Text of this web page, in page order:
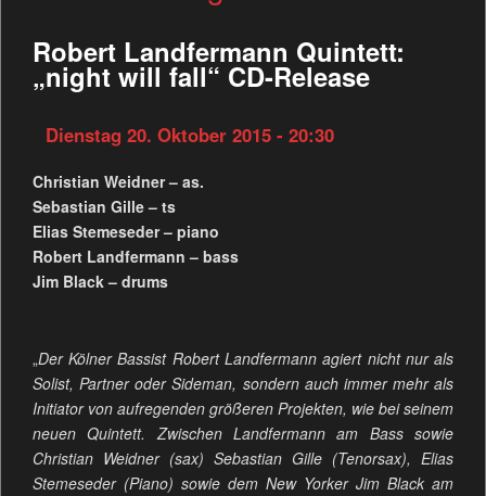
Robert Landfermann Quintett:
„night will fall“ CD-Release
Dienstag 20. Oktober 2015 - 20:30
Christian Weidner – as.
Sebastian Gille – ts
Elias Stemeseder – piano
Robert Landfermann – bass
Jim Black – drums
„Der Kölner Bassist Robert Landfermann agiert nicht nur als
Solist, Partner oder Sideman, sondern auch immer mehr als
Initiator von aufregenden größeren Projekten, wie bei seinem
neuen Quintett. Zwischen Landfermann am Bass sowie
Christian Weidner (sax) Sebastian Gille (Tenorsax), Elias
Stemeseder (Piano) sowie dem New Yorker Jim Black am